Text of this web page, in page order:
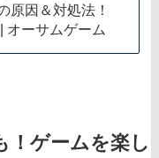
原因＆対処法！
オーサムゲーム
！ゲームを楽し